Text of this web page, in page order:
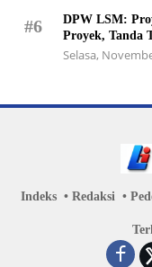
#6
DPW LSM:
Proyek, Tanda
Selasa,
Indeks Redaksi